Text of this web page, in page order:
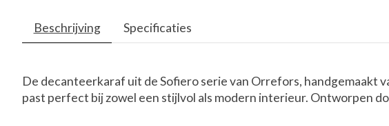
Beschrijving Specificaties
De decanteerkaraf uit de Sofiero serie van Orrefors, handgemaakt
past perfect bij zowel een stijlvol als modern interieur. Ontworpen